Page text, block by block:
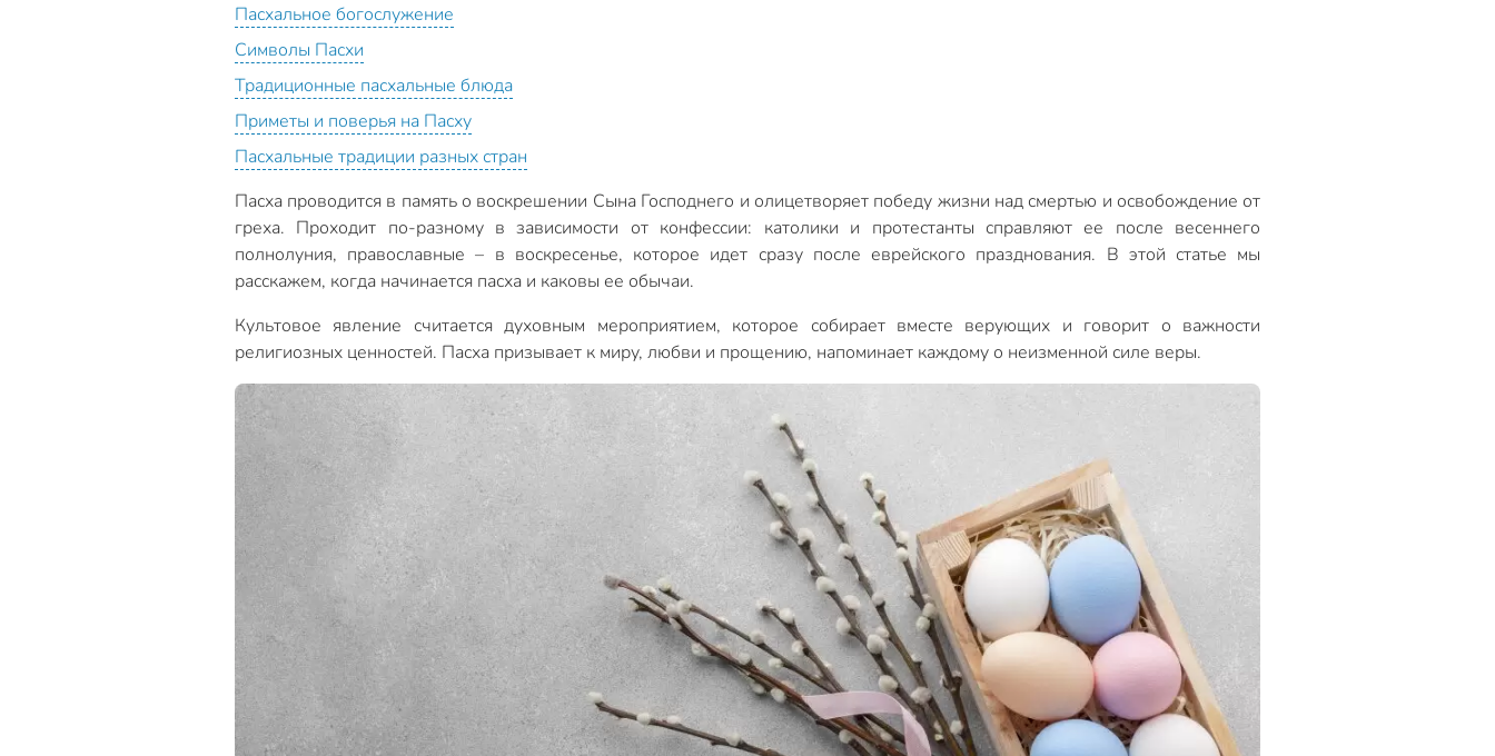
Пасхальное богослужение
Символы Пасхи
Традиционные пасхальные блюда
Приметы и поверья на Пасху
Пасхальные традиции разных стран
Пасха проводится в память о воскрешении Сына Господнего и олицетворяет победу жизни над смертью и освобождение от
греха. Проходит по-разному в зависимости от конфессии: католики и протестанты справляют ее после весеннего
полнолуния, православные – в воскресенье, которое идет сразу после еврейского празднования. В этой статье мы
расскажем, когда начинается пасха и каковы ее обычаи.
Культовое явление считается духовным мероприятием, которое собирает вместе верующих и говорит о важности
религиозных ценностей. Пасха призывает к миру, любви и прощению, напоминает каждому о неизменной силе веры.